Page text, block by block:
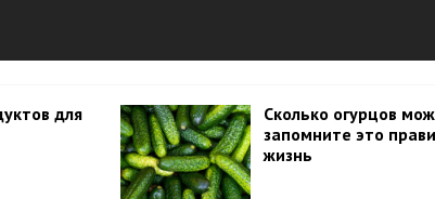
для
Сколько огурцов
запомните это
жизнь